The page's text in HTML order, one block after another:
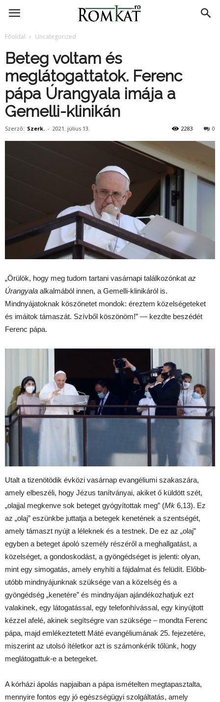
RomKat.ro
Főoldal Uncategorized
Beteg voltam és
meglátogattatok. Ferenc
pápa Úrangyala imája a
Gemelli-klinikán
Szerző: Szerk. - 2021. július 13. 0
2283
„Örülök, hogy meg tudom tartani vasárnapi találkozónkat az
Úrangyala alkalmából innen, a Gemelli-klinikáról is.
Mindnyájatoknak köszönetet mondok: éreztem közelségeteket
és imáitok támaszát. Szívből köszönöm!” — kezdte beszédét
Ferenc pápa.
Utalt a tizenötödik évközi vasárnap evangéliumi szakaszára,
amely elbeszéli, hogy Jézus tanítványai, akiket ő küldött szét,
„olajjal megkenve sok beteget gyógyítottak meg” (Mk 6,13). Ez
az „olaj” eszünkbe juttatja a betegek kenetének a szentségét,
amely támaszt nyújt a léleknek és a testnek. De ez az „olaj”
egyben a beteget ápoló személy részéről a meghallgatást, a
közelséget, a gondoskodást, a gyöngédséget is jelenti: olyan,
mint egy simogatás, amely enyhíti a fájdalmat és felüdít. Előbb-
utóbb mindnyájunknak szüksége van a közelség és a
gyöngédség „kenetére” és mindnyájan ajándékozhatjuk ezt
valakinek, egy látogatással, egy telefonhívással, egy kinyújtott
kézzel afelé, akinek segítségre van szüksége – mondta Ferenc
pápa, majd emlékeztetett Máté evangéliumának 25. fejezetére,
miszerint az utolsó ítéletkor azt is számonkérik tőlünk, hogy
meglátogattuk-e a betegeket.
A kórházi ápolás napjaiban a pápa ismételten megtapasztalta,
mennyire fontos egy jó egészségügyi szolgáltatás, amely